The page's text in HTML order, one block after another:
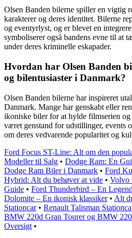
Olsen Banden bilerne spiller en vigtig
karakterer og deres identitet. Bilerne
og eventyrlyst, og er blevet en
symboliserer også bandens evne til at
under deres kriminelle eskapader.
Hvordan har Olsen Banden
og bilentusiaster i Danmark?
Olsen Banden bilerne har inspireret
Danmark. Mange har genskabt eller
ikoniske biler for at hylde filmserien og
været genstand for udstillinger, events
om deres vedvarende popularitet og
Ford Focus ST-Line: Alt om den
Modeller til Salg • Dodge Ram: En
Dodge Ram Biler i Danmark • Ford
Hybrid: Alt du behøver at vide • Volvo
Guide • Ford Thunderbird – En
Dolomite – En ikonisk klassiker• Alt
Stationcar• Renault Talisman
BMW 220d Gran Tourer og BMW
Oversigt •